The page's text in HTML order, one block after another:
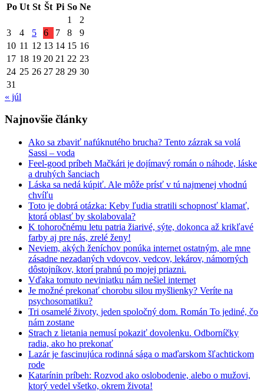
Po Ut St Št Pi So Ne
1
2
3
4 5 6 7 8
9
10 11 12 13 14 15 16
17 18 19 20 21 22 23
24 25 26 27 28 29 30
31
« júl
Najnovšie články
Ako sa zbaviť nafúknutého brucha? Tento zázrak sa volá
Sassi – voda
Feel-good príbeh Mačkári je dojímavý román o náhode, láske
a druhých šanciach
Láska sa nedá kúpiť. Ale môže prísť v tú najmenej vhodnú
chvíľu
Toto je dobrá otázka: Keby ľudia stratili schopnosť klamať,
ktorá oblasť by skolabovala?
K tohoročnému letu patria žiarivé, sýte, dokonca až krikľavé
farby aj pre nás, zrelé ženy!
Neviem, akých ženíchov ponúka internet ostatným, ale mne
zásadne nezadaných vdovcov, vedcov, lekárov, námorných
dôstojníkov, ktorí prahnú po mojej priazni.
Vďaka tomuto neviniatku nám nešiel internet
Je možné prekonať chorobu silou myšlienky? Veríte na
psychosomatiku?
Tri osamelé životy, jeden spoločný dom. Román To jediné, čo
nám zostane
Strach z lietania nemusí pokaziť dovolenku. Odborníčky
radia, ako ho prekonať
Lazár je fascinujúca rodinná sága o maďarskom šľachtickom
rode
Katarínin príbeh: Rozvod ako oslobodenie, alebo o mužovi,
ktorý vedel všetko, okrem života!